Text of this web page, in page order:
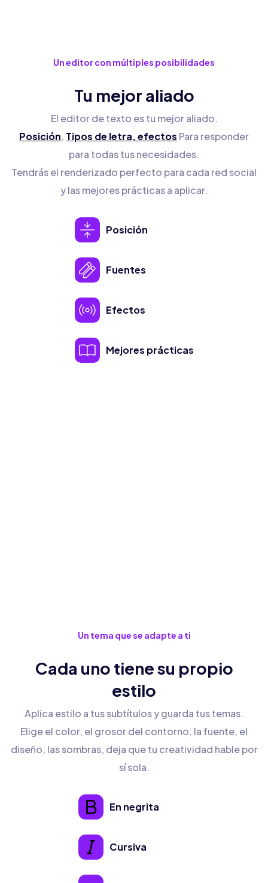
Un editor con múltiples posibilidades
Tu mejor aliado
El editor de texto es tu mejor aliado.
Posición, Tipos de letra,efectos Para responder
para todas tus necesidades.
Tendrás el renderizado perfecto para cada red social
y las mejores prácticas a aplicar.
Posición
Fuentes
Efectos
Mejores prácticas
Un tema que se adapte a ti
Cada uno tiene su propio
estilo
Aplica estilo a tus subtítulos y guarda tus temas.
Elige el color, el grosor del contorno, la fuente, el
diseño, las sombras, deja que tu creatividad hable por
sí sola.
En negrita
Cursiva